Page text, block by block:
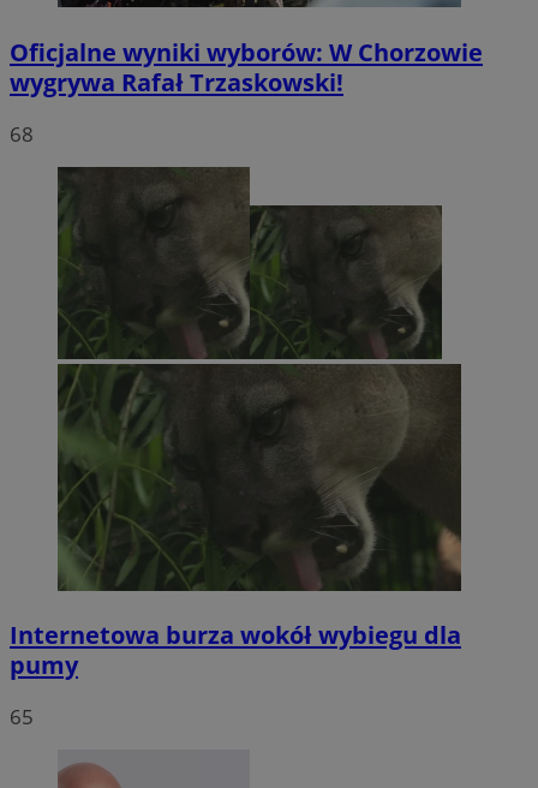
Oficjalne wyniki wyborów: W Chorzowie
wygrywa Rafał Trzaskowski!
68
Internetowa burza wokół wybiegu dla
pumy
65